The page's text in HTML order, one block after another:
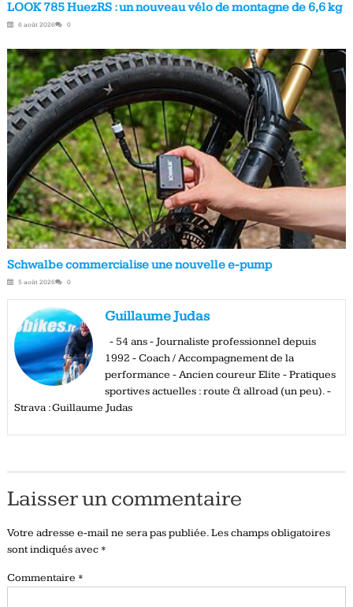
LOOK 785 HuezRS : un nouveau vélo de montagne de 6,6 kg
6 août 2026 0
Schwalbe commercialise une nouvelle e-pump
5 août 2026 0
Guillaume Judas
- 54 ans - Journaliste professionnel depuis
1992 - Coach / Accompagnement de la
performance - Ancien coureur Elite - Pratiques
sportives actuelles : route & allroad (un peu). -
Strava : Guillaume Judas
Laisser un commentaire
Votre adresse e-mail ne sera pas publiée.Les champs obligatoires
sont indiqués avec *
Commentaire *